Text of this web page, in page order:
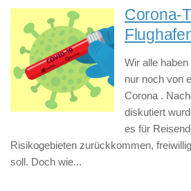
Corona-
Wir alle
nur noch von
Corona .
diskutiert
es für
Risikogebieten zurückkommen,
soll. Doch wie...